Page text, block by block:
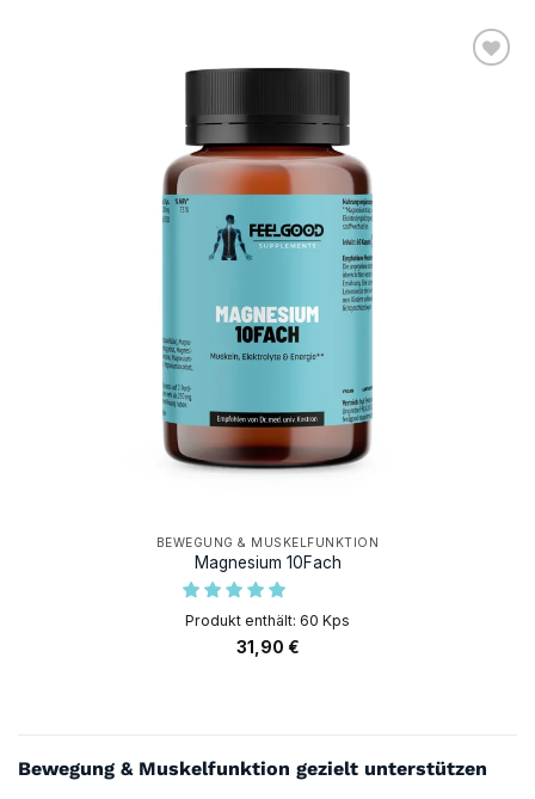
BEWEGUNG & MUSKELFUNKTION
Magnesium 10Fach
Produkt enthält: 60 Kps
31,90 €
Bewegung & Muskelfunktion gezielt unterstützen